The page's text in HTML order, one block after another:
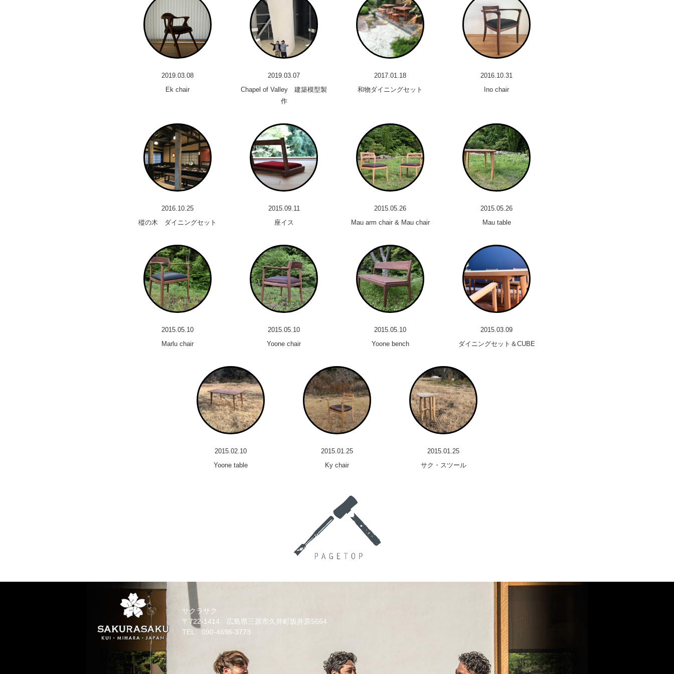
2019.03.08
Ek chair
2019.03.07
Chapel of Valley 建築模型製
作
2017.01.18
和物ダイニングセット
2016.10.31
Ino chair
2016.10.25
樅の木 ダイニングセット
2015.09.11
座イス
2015.05.26
Mau arm chair & Mau chair
2015.05.26
Mau table
2015.05.10
Marlu chair
2015.05.10
Yoone chair
2015.05.10
Yoone bench
2015.03.09
ダイニングセット＆CUBE
2015.02.10
Yoone table
2015.01.25
Ky chair
2015.01.25
サク・スツール
サクラサク
〒722-1414 広島県三原市久井町坂井原5664
TEL 090-4696-3773